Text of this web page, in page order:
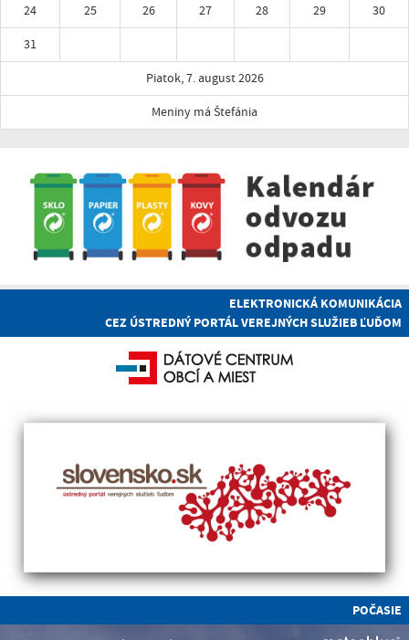
24
25 26 27 28 29
30
31
Piatok, 7. august 2026
Meniny má Štefánia
ELEKTRONICKÁ KOMUNIKÁCIA
CEZ ÚSTREDNÝ PORTÁL VEREJNÝCH SLUŽIEB ĽUĎOM
POČASIE